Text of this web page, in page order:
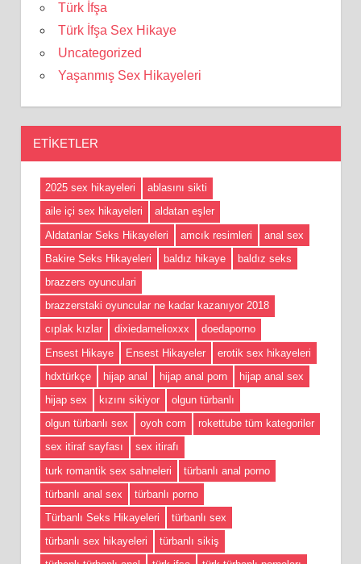
Türk İfşa
Türk İfşa Sex Hikaye
Uncategorized
Yaşanmış Sex Hikayeleri
ETIKETLER
2025 sex hikayeleri
ablasını sikti
aile içi sex hikayeleri
aldatan eşler
Aldatanlar Seks Hikayeleri
amcık resimleri
anal sex
Bakire Seks Hikayeleri
baldız hikaye
baldız seks
brazzers oyunculari
brazzerstaki oyuncular ne kadar kazanıyor 2018
cıplak kızlar
dixiedamelioxxx
doedaporno
Ensest Hikaye
Ensest Hikayeler
erotik sex hikayeleri
hdxtürkçe
hijap anal hijap anal porn
hijap anal sex
hijap sex
kızını sikiyor
olgun türbanlı
olgun türbanlı sex
oyoh com
rokettube tüm kategoriler
sex itiraf sayfası
sex itirafı
turk romantik sex sahneleri
türbanlı anal porno
türbanlı anal sex
türbanlı porno
Türbanlı Seks Hikayeleri
türbanlı sex
türbanlı sex hikayeleri
türbanlı sikiş